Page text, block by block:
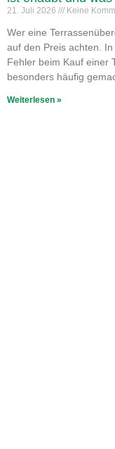
21. Juli 2026 Keine
Wer eine
auf den Preis achten.
Fehler beim Kauf einer
besonders häufig
Weiterlesen »